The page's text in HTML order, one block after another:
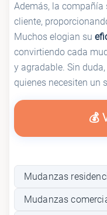
Además, la compañía
cliente,
Muchos elogian su
convirtiendo cada
y agradable. Sin
quienes necesiten un
💰
Mudanzas
Mudanzas